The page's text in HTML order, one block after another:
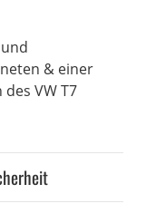
& einer
VW T7